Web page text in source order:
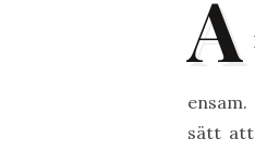
A
sätt att